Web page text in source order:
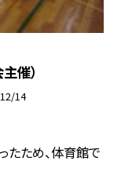
催）
14
たため、体育館で